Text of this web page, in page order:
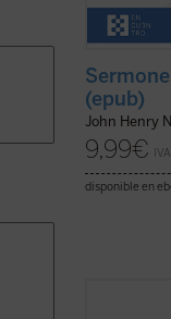
(epub)
John Henry
9,99€
disponible en
En 1842,